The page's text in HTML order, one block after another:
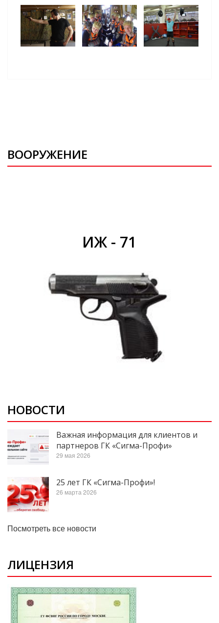
ВООРУЖЕНИЕ
ИЖ - 71
НОВОСТИ
Важная информация для клиентов и
партнеров ГК «Сигма-Профи»
29 мая 2026
25 лет ГК «Сигма-Профи»!
26 марта 2026
Посмотреть все новости
ЛИЦЕНЗИЯ